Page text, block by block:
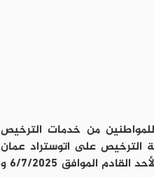
من خدمات الترخيص
الترخيص على اتوستراد عمان
الزرقاء، بالقرب من سلطة المياه /مديرية المشاغل والصيانه ابتداءً من يوم الأحد القادم الموافق 6/7/2025 و